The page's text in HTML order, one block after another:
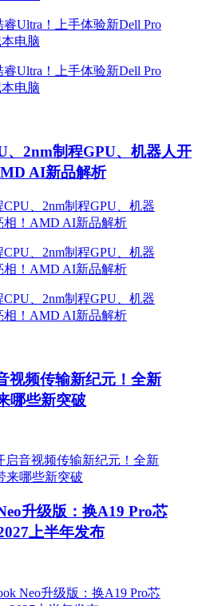
、2nm制程GPU、机器人开
AI新品解析
视频传输新纪元！全新
哪些新突破
升级版：换A19 Pro芯
上半年发布